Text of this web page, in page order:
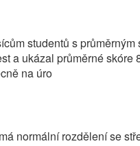
studentů s
a ukázal průměrné
na úro
normální rozdělení se